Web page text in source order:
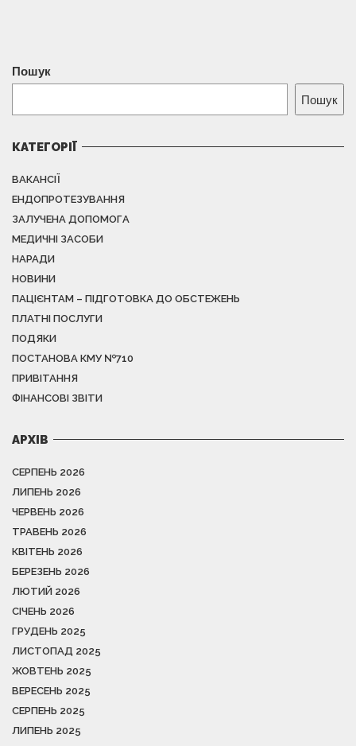
Пошук
Пошук
КАТЕГОРІЇ
ВАКАНСІЇ
ЕНДОПРОТЕЗУВАННЯ
ЗАЛУЧЕНА ДОПОМОГА
МЕДИЧНІ ЗАСОБИ
НАРАДИ
НОВИНИ
ПАЦІЄНТАМ – ПІДГОТОВКА ДО ОБСТЕЖЕНЬ
ПЛАТНІ ПОСЛУГИ
ПОДЯКИ
ПОСТАНОВА КМУ №710
ПРИВІТАННЯ
ФІНАНСОВІ ЗВІТИ
АРХІВ
СЕРПЕНЬ 2026
ЛИПЕНЬ 2026
ЧЕРВЕНЬ 2026
ТРАВЕНЬ 2026
КВІТЕНЬ 2026
БЕРЕЗЕНЬ 2026
ЛЮТИЙ 2026
СІЧЕНЬ 2026
ГРУДЕНЬ 2025
ЛИСТОПАД 2025
ЖОВТЕНЬ 2025
ВЕРЕСЕНЬ 2025
СЕРПЕНЬ 2025
ЛИПЕНЬ 2025